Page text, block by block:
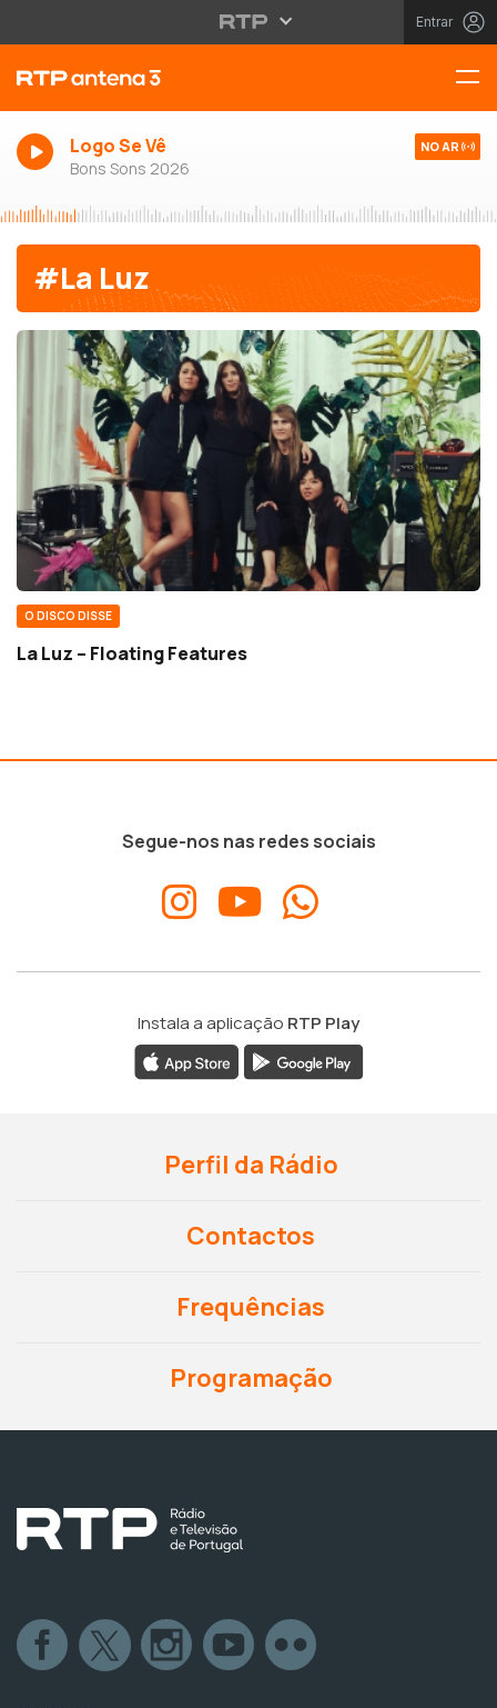
Entrar
Logo Se Vê
Bons Sons 2026
NO AR
#La Luz
O DISCO DISSE
La Luz – Floating Features
Segue-nos nas redes sociais
Instala a aplicação RTP Play
Perfil da Rádio
Contactos
Frequências
Programação